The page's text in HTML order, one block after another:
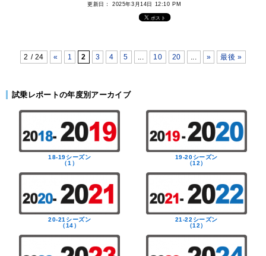
更新日： 2025年3月14日 12:10 PM
2 / 24 « 1 2 3 4 5 10 20 » 最後 »
試乗レポートの年度別アーカイブ
18-19シーズン
（1）
19-20シーズン
（12）
20-21シーズン
（14）
21-22シーズン
（12）